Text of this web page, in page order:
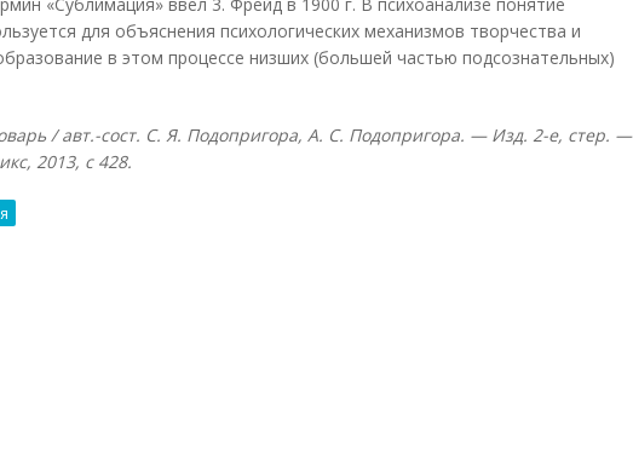
для объяснения психологических механизмов творчества и
в этом процессе низших (большей частью подсознательных)
/ авт.-сост. С. Я. Подопригора, А. С. Подопригора. — Изд. 2-е, стер. —
2013, с 428.